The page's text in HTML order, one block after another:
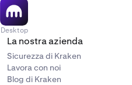
Desktop
La nostra azienda
Sicurezza di Kraken
Lavora con noi
Blog di Kraken